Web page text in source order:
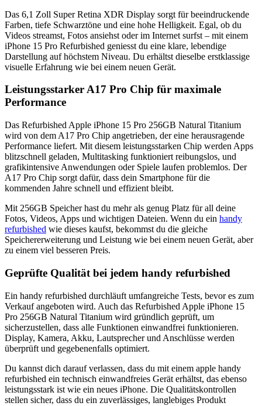
Das 6,1 Zoll Super Retina XDR Display sorgt für beeindruckende
Farben, tiefe Schwarztöne und eine hohe Helligkeit. Egal, ob du
Videos streamst, Fotos ansiehst oder im Internet surfst – mit einem
iPhone 15 Pro Refurbished geniesst du eine klare, lebendige
Darstellung auf höchstem Niveau. Du erhältst dieselbe erstklassige
visuelle Erfahrung wie bei einem neuen Gerät.
Leistungsstarker A17 Pro Chip für maximale
Performance
Das Refurbished Apple iPhone 15 Pro 256GB Natural Titanium
wird von dem A17 Pro Chip angetrieben, der eine herausragende
Performance liefert. Mit diesem leistungsstarken Chip werden Apps
blitzschnell geladen, Multitasking funktioniert reibungslos, und
grafikintensive Anwendungen oder Spiele laufen problemlos. Der
A17 Pro Chip sorgt dafür, dass dein Smartphone für die
kommenden Jahre schnell und effizient bleibt.
Mit 256GB Speicher hast du mehr als genug Platz für all deine
Fotos, Videos, Apps und wichtigen Dateien. Wenn du ein handy
refurbished wie dieses kaufst, bekommst du die gleiche
Speichererweiterung und Leistung wie bei einem neuen Gerät, aber
zu einem viel besseren Preis.
Geprüfte Qualität bei jedem handy refurbished
Ein handy refurbished durchläuft umfangreiche Tests, bevor es zum
Verkauf angeboten wird. Auch das Refurbished Apple iPhone 15
Pro 256GB Natural Titanium wird gründlich geprüft, um
sicherzustellen, dass alle Funktionen einwandfrei funktionieren.
Display, Kamera, Akku, Lautsprecher und Anschlüsse werden
überprüft und gegebenenfalls optimiert.
Du kannst dich darauf verlassen, dass du mit einem apple handy
refurbished ein technisch einwandfreies Gerät erhältst, das ebenso
leistungsstark ist wie ein neues iPhone. Die Qualitätskontrollen
stellen sicher, dass du ein zuverlässiges, langlebiges Produkt